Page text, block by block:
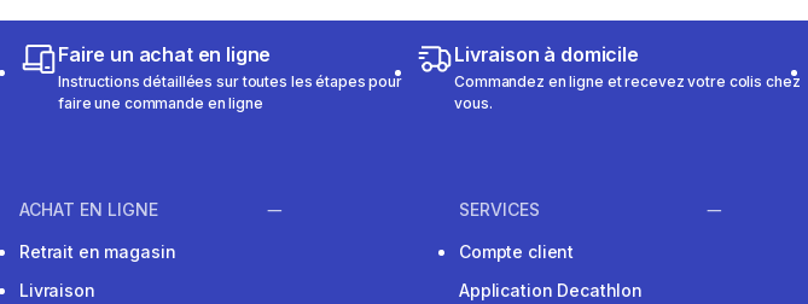
Faire un achat en ligne
Instructions détaillées sur toutes les étapes pour
faire une commande en ligne
Livraison à domicile
Commandez en ligne et recevez votre colis chez
vous.
ACHAT EN LIGNE
Retrait en magasin
Livraison
SERVICES
Compte client
Application Decathlon